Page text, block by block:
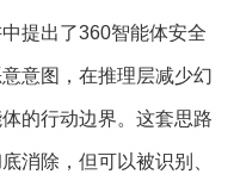
提出了360智能体安全
意图，在推理层减少幻
的行动边界。这套思路
消除，但可以被识别、